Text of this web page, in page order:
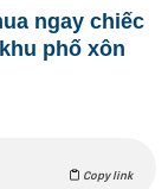
ngay chiếc
phố xôn
Copy link